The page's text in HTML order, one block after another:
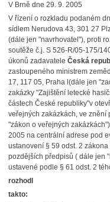
V Brně dne 29. 9. 2005
V řízení o rozkladu podaném
sídlem Nerudova 43, 301 27
(dále jen "navrhovatel"), proti
soutěže č.j. S 526-R/05-175/
úkonů zadavatele Česká
zastoupeného ministrem
17, 117 05, Praha l(dále jen
zakázky "Zajištění letecké
částech České republiky"v
veřejných zakázkách, ve znění
"zákon o veřejných
2005 na centrální adrese pod
ustanovení § 59 odst. 2
pozdějších předpisů ( dále jen
ustavené podle § 61 odst. 2
rozhodl
takto: